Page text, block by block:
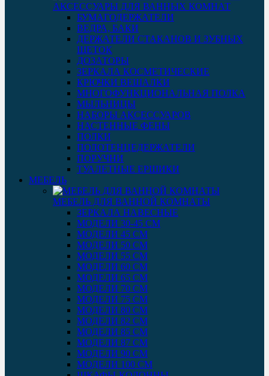
АКСЕССУАРЫ ДЛЯ ВАННЫХ КОМНАТ
БУМАГОДЕРЖАТЕЛИ
ВЕДРА, БАКИ
ДЕРЖАТЕЛИ СТАКАНОВ И ЗУБНЫХ
ЩЕТОК
ДОЗАТОРЫ
ЗЕРКАЛА КОСМЕТИЧЕСКИЕ
КРЮЧКИ ВЕШАЛКИ
МНОГОФУНКЦИОНАЛЬНАЯ ПОЛКА
МЫЛЬНИЦЫ
НАБОРЫ АКСЕССУАРОВ
НАСТЕННЫЕ ФЕНЫ
ПОЛКИ
ПОЛОТЕНЦЕДЕРЖАТЕЛИ
ПОРУЧНИ
ТУАЛЕТНЫЕ ЕРШИКИ
МЕБЕЛЬ
МЕБЕЛЬ ДЛЯ ВАННОЙ КОМНАТЫ
ЗЕРКАЛА НАВЕСНЫЕ
МОДЕЛИ 30-45 СМ
МОДЕЛИ 45 СМ
МОДЕЛИ 50 СМ
МОДЕЛИ 55 СМ
МОДЕЛИ 60 СМ
МОДЕЛИ 65 СМ
МОДЕЛИ 70 СМ
МОДЕЛИ 75 СМ
МОДЕЛИ 80 СМ
МОДЕЛИ 82 СМ
МОДЕЛИ 85 СМ
МОДЕЛИ 87 СМ
МОДЕЛИ 90 СМ
МОДЕЛИ 100 СМ